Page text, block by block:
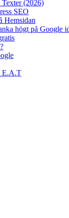
(2026)
SEO
Hemsidan
högt på Google
E.A.T